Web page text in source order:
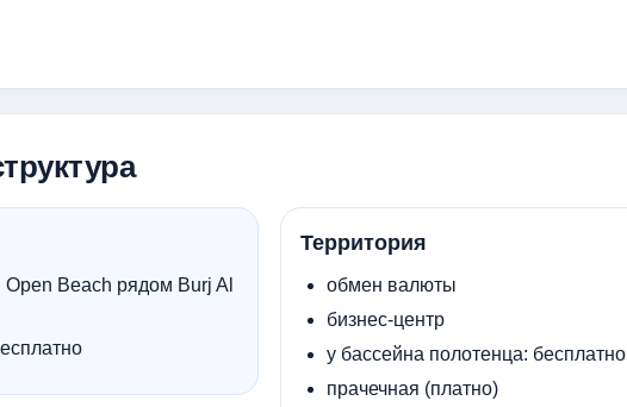
Open Beach рядом Burj Al
Территория
обмен валюты
бизнес-центр
у бассейна полотенца: бесплатно
прачечная (платно)